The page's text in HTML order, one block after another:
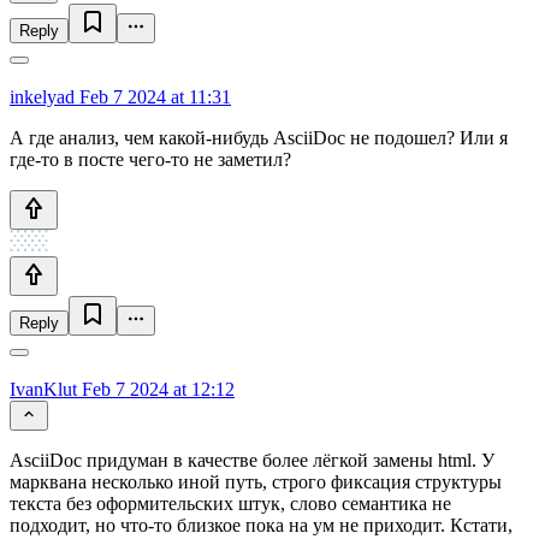
Reply
inkelyad Feb 7 2024 at 11:31
А где анализ, чем какой-нибудь AsciiDoc не подошел? Или я
где-то в посте чего-то не заметил?
Reply
IvanKlut Feb 7 2024 at 12:12
AsciiDoc придуман в качестве более лёгкой замены html. У
марквана несколько иной путь, строго фиксация структуры
текста без оформительских штук, слово семантика не
подходит, но что-то близкое пока на ум не приходит. Кстати,